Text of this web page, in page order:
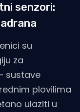
senzori:
su
za
sustave
plovilima
ulaziti u